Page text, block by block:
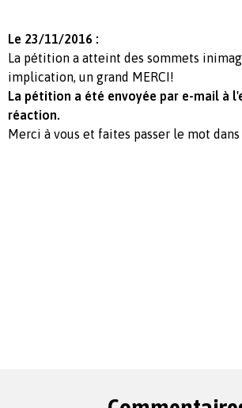
Le 23/11/2016 :
La pétition a atteint des sommets
implication, un grand MERCI!
La pétition a été envoyée par e-mail à
réaction.
Merci à vous et faites passer le mot